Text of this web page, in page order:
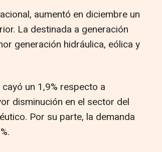
aumentó en diciembre un
La destinada a generación
generación hidráulica, eólica y
un 1,9% respecto a
disminución en el sector del
Por su parte, la demanda